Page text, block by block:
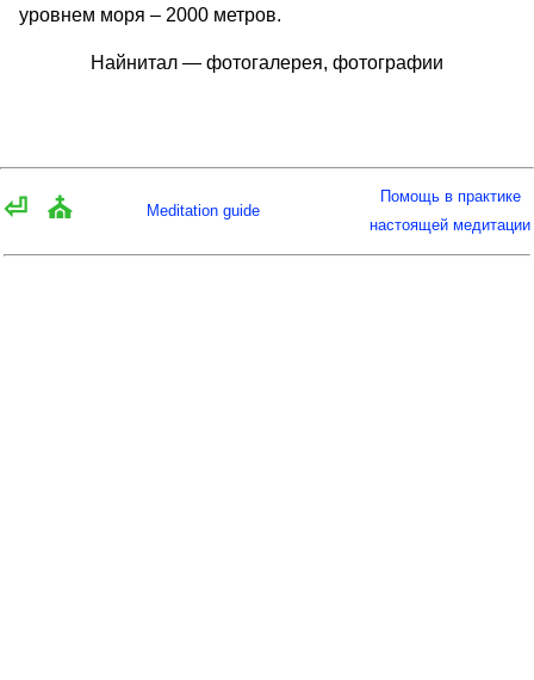
уровнем моря – 2000 метров.
Найнитал — фотогалерея, фотографии
⏎ ⛪ Meditation guide
Помощь в практике
настоящей медитации